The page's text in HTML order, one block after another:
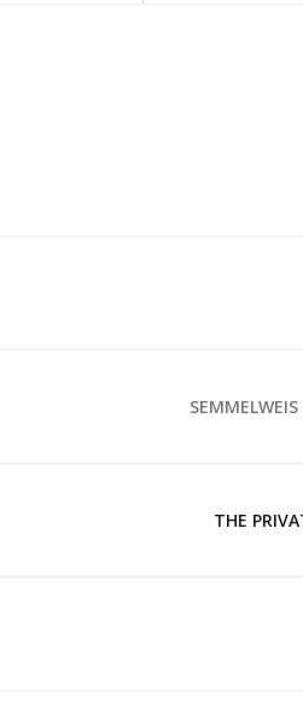
THE